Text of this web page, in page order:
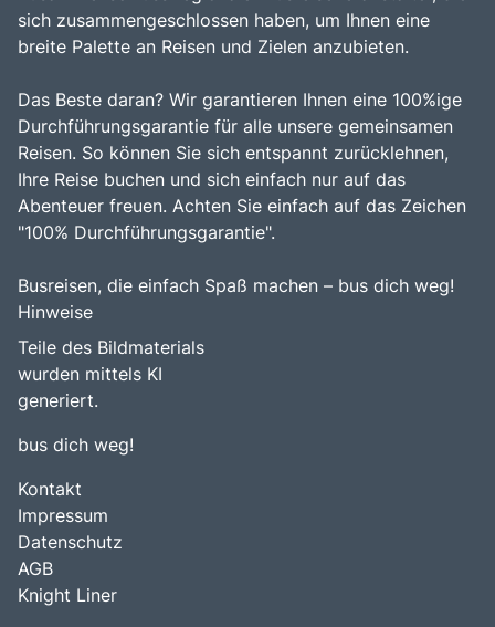
sich zusammengeschlossen haben, um Ihnen eine
breite Palette an Reisen und Zielen anzubieten.
Das Beste daran? Wir garantieren Ihnen eine 100%ige
Durchführungsgarantie für alle unsere gemeinsamen
Reisen. So können Sie sich entspannt zurücklehnen,
Ihre Reise buchen und sich einfach nur auf das
Abenteuer freuen. Achten Sie einfach auf das Zeichen
"100% Durchführungsgarantie".
Busreisen, die einfach Spaß machen – bus dich weg!
Hinweise
Teile des Bildmaterials
wurden mittels KI
generiert.
bus dich weg!
Kontakt
Impressum
Datenschutz
AGB
Knight Liner